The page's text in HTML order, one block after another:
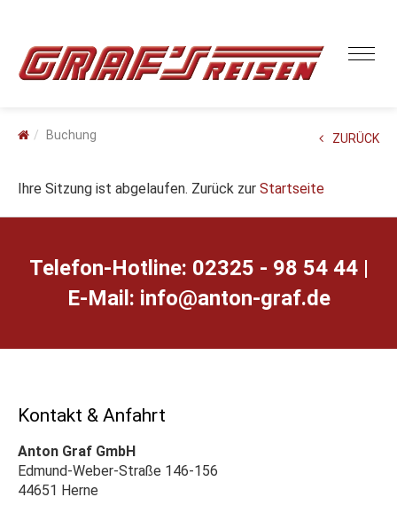
Buchung ZURÜCK
Ihre Sitzung ist abgelaufen. Zurück zur Startseite
Telefon-Hotline: 02325 - 98 54 44 |
E-Mail: ed.farg-notna@ofni
Kontakt & Anfahrt
Anton Graf GmbH
Edmund-Weber-Straße 146-156
44651 Herne